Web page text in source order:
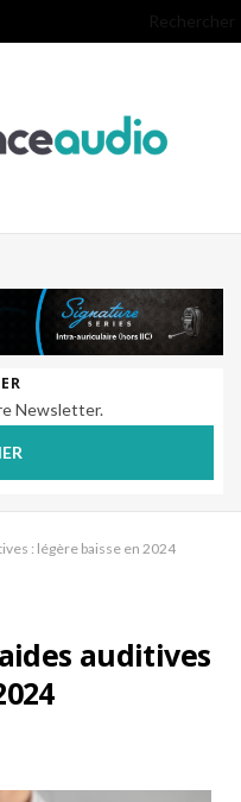
Newsletter.
: légère baisse en 2024
auditives